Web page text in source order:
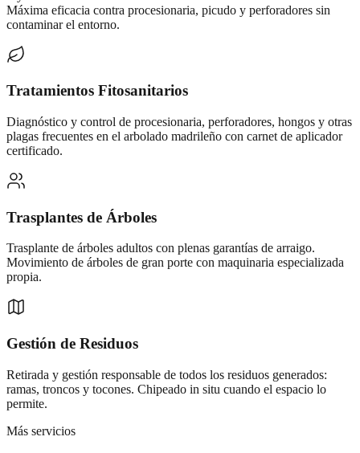
Máxima eficacia contra procesionaria, picudo y perforadores sin
contaminar el entorno.
Tratamientos Fitosanitarios
Diagnóstico y control de procesionaria, perforadores, hongos y otras
plagas frecuentes en el arbolado madrileño con carnet de aplicador
certificado.
Trasplantes de Árboles
Trasplante de árboles adultos con plenas garantías de arraigo.
Movimiento de árboles de gran porte con maquinaria especializada
propia.
Gestión de Residuos
Retirada y gestión responsable de todos los residuos generados:
ramas, troncos y tocones. Chipeado in situ cuando el espacio lo
permite.
Más servicios